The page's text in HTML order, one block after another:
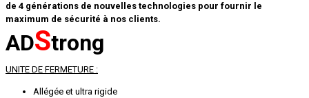
de 4 générations de nouvelles technologies pour fournir le
maximum de sécurité à nos clients.
ADStrong
UNITE DE FERMETURE :
Allégée et ultra rigide